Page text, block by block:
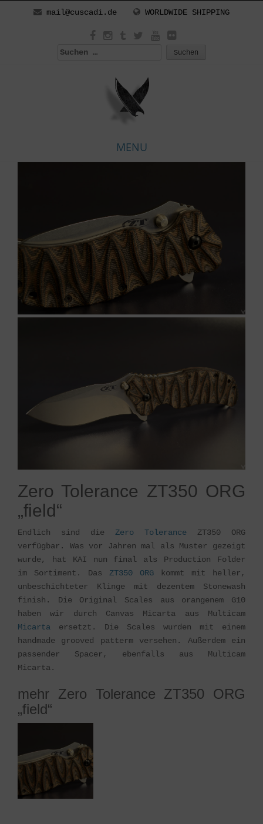
mail@cuscadi.de WORLDWIDE SHIPPING
Suchen
MENU
Zero Tolerance ZT350 ORG
„field“
Endlich sind die Zero Tolerance ZT350 ORG
verfügbar. Was vor Jahren mal als Muster gezeigt
wurde, hat KAI nun final als Production Folder
im Sortiment. Das ZT350 ORG kommt mit heller,
unbeschichteter Klinge mit dezentem Stonewash
finish. Die Original Scales aus orangenem G10
haben wir durch Canvas Micarta aus Multicam
Micarta ersetzt. Die Scales wurden mit einem
handmade grooved patterm versehen. Außerdem ein
passender Spacer, ebenfalls aus Multicam
Micarta.
mehr Zero Tolerance ZT350 ORG
„field“